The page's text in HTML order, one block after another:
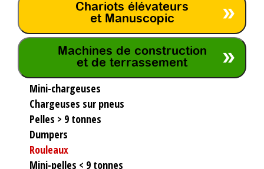
Chariots élévateurs
et Manuscopic
Machines de construction
et de terrassement
Mini-chargeuses
Chargeuses sur pneus
Pelles > 9 tonnes
Dumpers
Rouleaux
Mini-pelles < 9 tonnes